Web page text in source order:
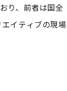
り、前者は国全
イティブの現場